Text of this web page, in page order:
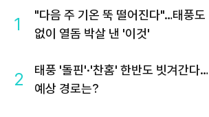
1
"다음 주 기온 뚝 떨어진다"…태풍도
없이 열돔 박살 낸 '이것'
2
태풍 '돌핀'·'찬홈' 한반도 빗겨간다…
예상 경로는?